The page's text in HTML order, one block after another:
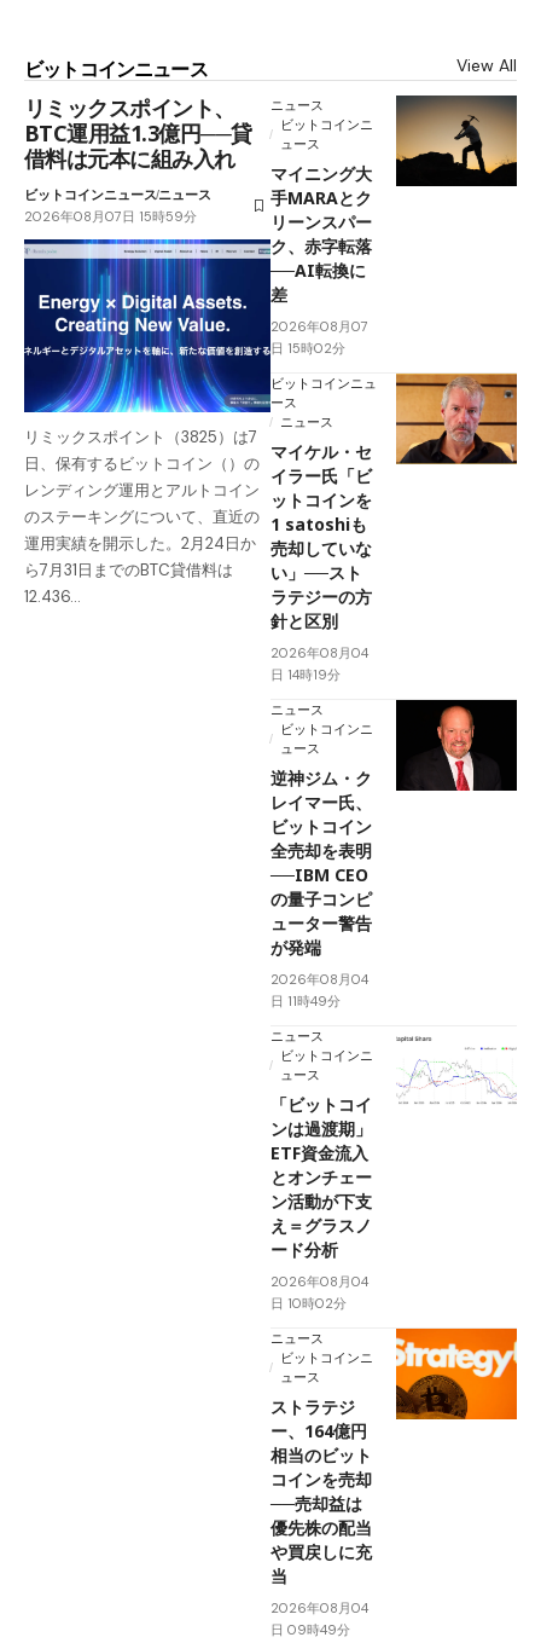
ビットコインニュース View All
リミックスポイント、
BTC運用益1.3億円──貸
借料は元本に組み入れ
ビットコインニュースニュース
2026年08月07日 15時59分
リミックスポイント（3825）は7
日、保有するビットコイン（）の
レンディング運用とアルトコイン
のステーキングについて、直近の
運用実績を開示した。2月24日か
ら7月31日までのBTC貸借料は
12.436…
ニュース
ビットコインニ
ュース
マイニング大
手MARAとク
リーンスパー
ク、赤字転落
──AI転換に
差
2026年08月07
日 15時02分
ビットコインニュ
ース
ニュース
マイケル・セ
イラー氏「ビ
ットコインを
1 satoshiも
売却していな
い」──スト
ラテジーの方
針と区別
2026年08月04
日 14時19分
ニュース
ビットコインニ
ュース
逆神ジム・ク
レイマー氏、
ビットコイン
全売却を表明
──IBM CEO
の量子コンピ
ューター警告
が発端
2026年08月04
日 11時49分
ニュース
ビットコインニ
ュース
「ビットコイ
ンは過渡期」
ETF資金流入
とオンチェー
ン活動が下支
え＝グラスノ
ード分析
2026年08月04
日 10時02分
ニュース
ビットコインニ
ュース
ストラテジ
ー、164億円
相当のビット
コインを売却
──売却益は
優先株の配当
や買戻しに充
当
2026年08月04
日 09時49分